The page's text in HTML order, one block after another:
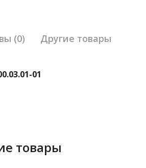
(0) Другие товары
01
товары